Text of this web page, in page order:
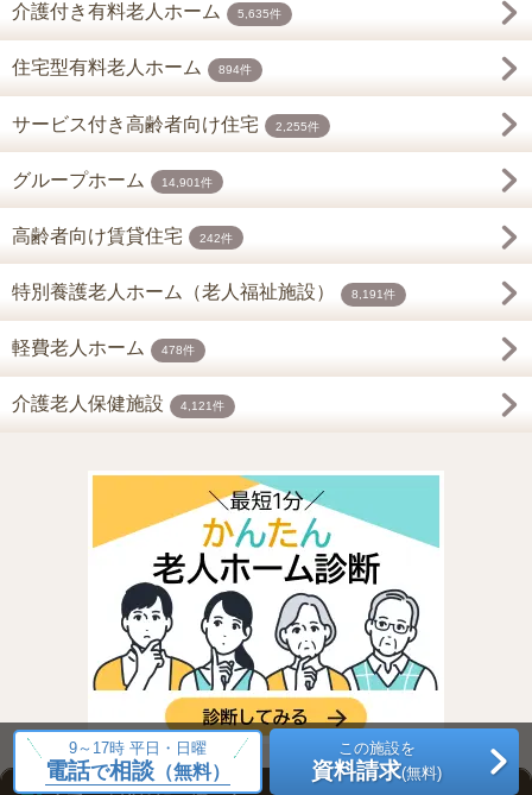
介護付き有料老人ホーム 5,635件
住宅型有料老人ホーム 894件
サービス付き高齢者向け住宅 2,255件
グループホーム 14,901件
高齢者向け賃貸住宅 242件
特別養護老人ホーム（老人福祉施設） 8,191件
軽費老人ホーム 478件
介護老人保健施設 4,121件
9～17時 平日・日曜
電話で相談（無料）
この施設を
資料請求(無料)